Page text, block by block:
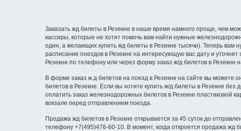
Заказать жд билеты в Резекне в наше время намного проще, чем
кассиры, которые не хотят помочь вам найти нужные
один, а желающих купить жд билеты в Резекне тысячи). Теперь вам
расписание поездов в Резекне на интересующую вас дату и
Резекне по телефону или через форму заказ ж/д билетов в
В форме заказ ж.д билетов на поезд в Резекне на сайте вы можете
билетов в Резекне. Если вы хотите купить ж/д билеты в Резекне
оплатить заказ железнодорожных билетов в Резекне пластиковой
вокзале перед отправлением поезда.
Продажа жд билетов в Резекне открывается за 45 суток до
телефону +7(495)476-60-10. В момент, когда откроется продажа жд